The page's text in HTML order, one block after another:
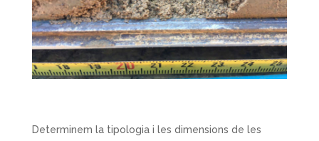
Determinem la tipologia i les dimensions de les